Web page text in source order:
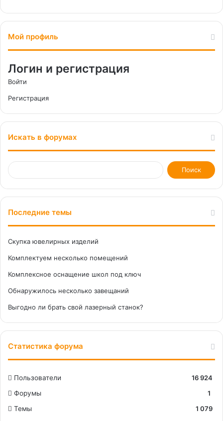
Мой профиль
Логин и регистрация
Войти
Регистрация
Искать в форумах
Последние темы
Скупка ювелирных изделий
Комплектуем несколько помещений
Комплексное оснащение школ под ключ
Обнаружилось несколько завещаний
Выгодно ли брать свой лазерный станок?
Статистика форума
Пользователи
16 924
Форумы
1
Темы
1 079